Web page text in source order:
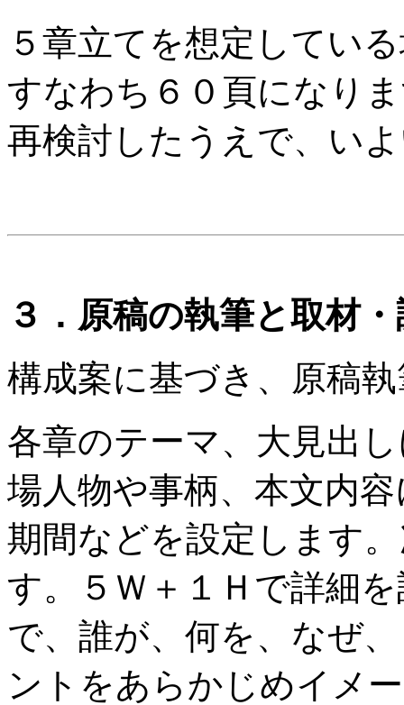
５章立てを想定してい
すなわち６０頁になり
再検討したうえで、い
３．原稿の執筆と取材
構成案に基づき、原稿
各章のテーマ、大見出
場人物や事柄、本文内
期間などを設定します
す。５Ｗ＋１Ｈで詳細
で、誰が、何を、なぜ
ントをあらかじめイメ